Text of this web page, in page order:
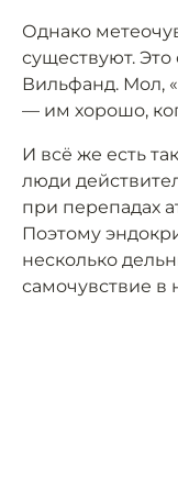
Однако
существуют.
Вильфанд. Мол,
— им хорошо,
И всё же есть
люди
при перепадах
Поэтому
несколько
самочувствие в